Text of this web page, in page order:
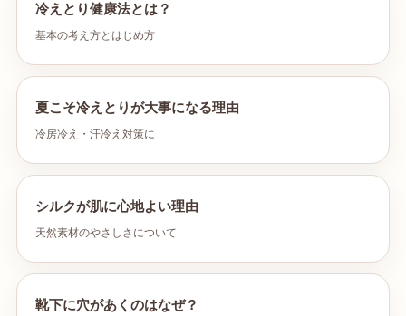
冷えとり健康法とは？
基本の考え方とはじめ方
夏こそ冷えとりが大事になる理由
冷房冷え・汗冷え対策に
シルクが肌に心地よい理由
天然素材のやさしさについて
靴下に穴があくのはなぜ？